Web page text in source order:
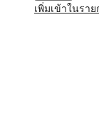
เพิ่มเข้าในรา